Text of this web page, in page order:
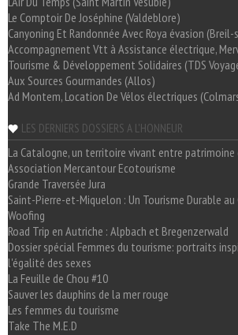
Le Comptoir De Joséphine (Valdeblore)
Canyoning Et Randonnée Avec Roya évasion
Accompagnement Vtt à Assistance électrique,
Tourisme & Développement Solidaires (TDS
Aux Sources Gourmandes (Allos)
Ad Montem, Location De Vélos électriques
LES DERNIERS DOSSIERS A L'HONNEUR
La Catalogne, un territoire vivant entre
Association Mercantour Ecotourisme
Grande Traversée Jura
Saint-Pierre-et-Miquelon : Un Tourisme Durable
Woofing
Road Trip en Autriche : Alpbach et Bregenzerwald
Dossier spécial Femmes du tourisme: portraits
l'égalité des sexes
La Feuille de Chou #10
Sauver les dauphins de la mer rouge
Les femmes du tourisme
Take The M.E.D